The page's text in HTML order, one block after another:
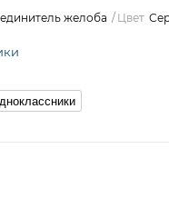
желоба Цвет